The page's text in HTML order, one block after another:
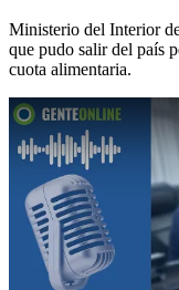
Ministerio del Interior
que pudo salir del país
cuota alimentaria.